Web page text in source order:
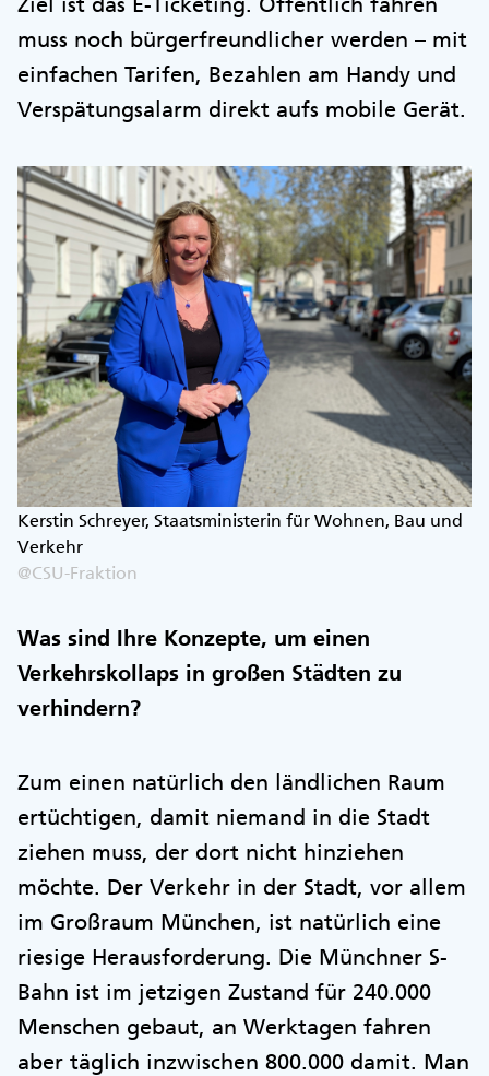
muss noch bürgerfreundlicher werden – mit
einfachen Tarifen, Bezahlen am Handy und
Verspätungsalarm direkt aufs mobile Gerät.
Kerstin Schreyer, Staatsministerin für Wohnen, Bau und
Verkehr
@CSU-Fraktion
Was sind Ihre Konzepte, um einen
Verkehrskollaps in großen Städten zu
verhindern?
Zum einen natürlich den ländlichen Raum
ertüchtigen, damit niemand in die Stadt
ziehen muss, der dort nicht hinziehen
möchte. Der Verkehr in der Stadt, vor allem
im Großraum München, ist natürlich eine
riesige Herausforderung. Die Münchner S-
Bahn ist im jetzigen Zustand für 240.000
Menschen gebaut, an Werktagen fahren
aber täglich inzwischen 800.000 damit. Man